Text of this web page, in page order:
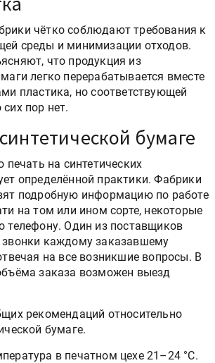
чётко соблюдают требования к
среды и минимизации отходов.
что продукция из
легко перерабатывается вместе
пластика, но соответствующей
пор нет.
бумаге
печать на синтетических
определённой практики. Фабрики
подробную информацию по работе
на том или ином сорте, некоторые
телефону. Один из поставщиков
звонки каждому заказавшему
на все возникшие вопросы. В
заказа возможен выезд
рекомендаций относительно
бумаге.
в печатном цехе 21–24 °С.